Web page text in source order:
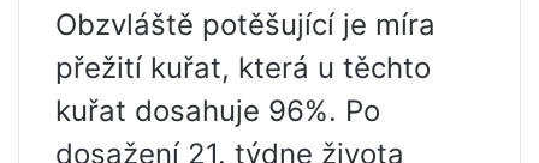
Obzvláště potěšující je míra
přežití kuřat, která u těchto
kuřat dosahuje 96%. Po
dosažení 21. týdne života